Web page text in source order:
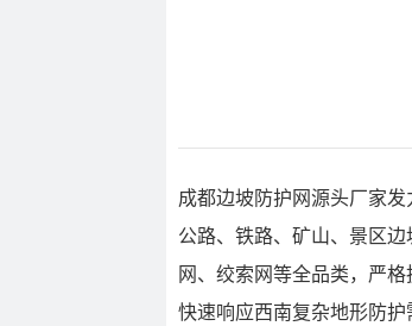
成都边坡防护网源头厂家
公路、铁路、矿山、景区
网、绞索网等全品类，严
快速响应西南复杂地形防